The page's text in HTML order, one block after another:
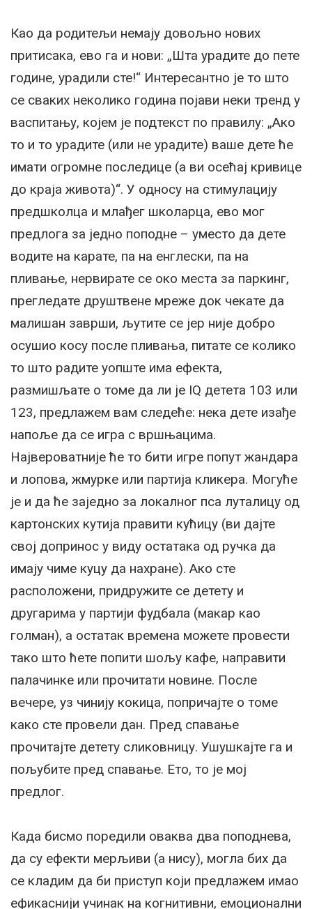
Као да родитељи немају довољно нових
притисака, ево га и нови: „Шта урадите до пете
године, урадили сте!“ Интересантно је то што
се сваких неколико година појави неки тренд у
васпитању, којем је подтекст по правилу: „Ако
то и то урадите (или не урадите) ваше дете ће
имати огромне последице (а ви осећај кривице
до краја живота)“. У односу на стимулацију
предшколца и млађег школарца, ево мог
предлога за једно поподне – уместо да дете
водите на карате, па на енглески, па на
пливање, нервирате се око места за паркинг,
прегледате друштвене мреже док чекате да
малишан заврши, љутите се јер није добро
осушио косу после пливања, питате се колико
то што радите уопште има ефекта,
размишљате о томе да ли је IQ детета 103 или
123, предлажем вам следеће: нека дете изађе
напоље да се игра с вршњацима.
Највероватније ће то бити игре попут жандара
и лопова, жмурке или партија кликера. Могуће
је и да ће заједно за локалног пса луталицу од
картонских кутија правити кућицу (ви дајте
свој допринос у виду остатака од ручка да
имају чиме куцу да нахране). Ако сте
расположени, придружите се детету и
другарима у партији фудбала (макар као
голман), а остатак времена можете провести
тако што ћете попити шољу кафе, направити
палачинке или прочитати новине. После
вечере, уз чинију кокица, попричајте о томе
како сте провели дан. Пред спавање
прочитајте детету сликовницу. Ушушкајте га и
пољубите пред спавање. Ето, то је мој
предлог.
Када бисмо поредили оваква два поподнева,
да су ефекти мерљиви (а нису), могла бих да
се кладим да би приступ који предлажем имао
ефикаснији учинак на когнитивни, емоционални